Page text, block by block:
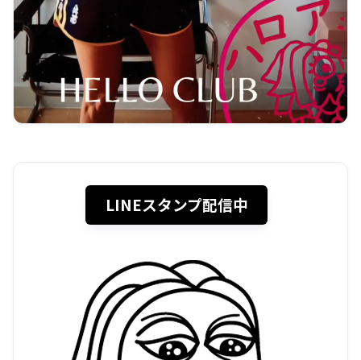
LINEスタンプ配信中